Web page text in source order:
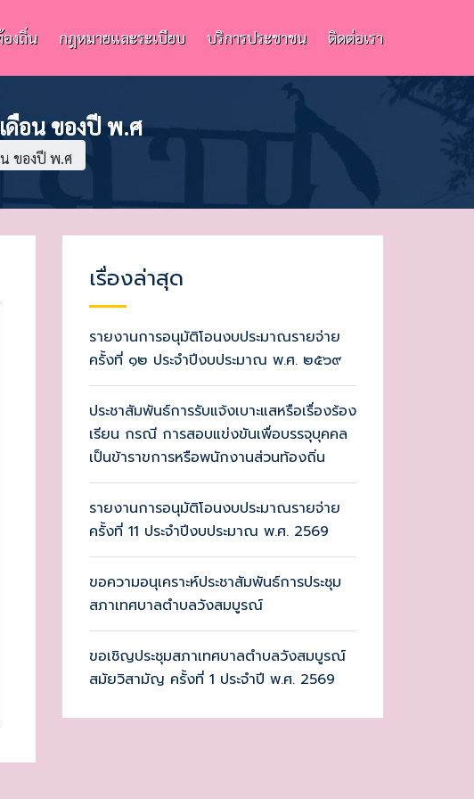
งถิ่น กฎหมายและระเบียบ บริการประชาชน ติดต่อเรา
ดือน ของปี พ.ศ
น ของปี พ.ศ
เรื่องล่าสุด
รายงานการอนุมัติโอนงบประมาณรายจ่าย
ครั้งที่ ๑๒ ประจำปีงบประมาณ พ.ศ. ๒๕๖๙
ประชาสัมพันธ์การรับแจ้งเบาะแสหรือเรื่องร้อง
เรียน กรณี การสอบแข่งขันเพื่อบรรจุบุคคล
เป็นข้าราขการหรือพนักงานส่วนท้องถิ่น
รายงานการอนุมัติโอนงบประมาณรายจ่าย
ครั้งที่ 11 ประจำปีงบประมาณ พ.ศ. 2569
ขอความอนุเคราะห์ประชาสัมพันธ์การประชุม
สภาเทศบาลตำบลวังสมบูรณ์
ขอเชิญประชุมสภาเทศบาลตำบลวังสมบูรณ์
สมัยวิสามัญ ครั้งที่ 1 ประจำปี พ.ศ. 2569